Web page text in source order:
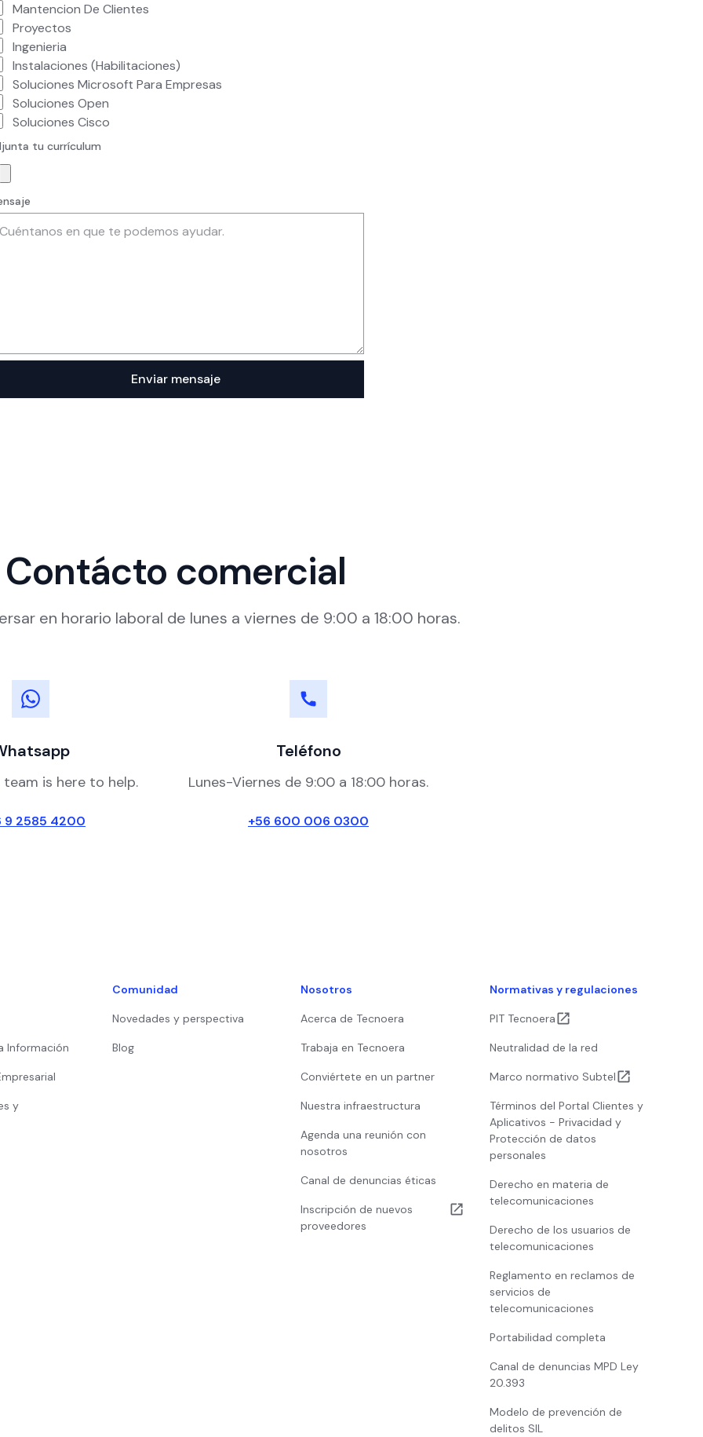
Mantencion De Clientes
Proyectos
Ingenieria
Instalaciones (habilitaciones)
Soluciones Microsoft Para Empresas
Soluciones Open
Soluciones Cisco
tu currículum
Contácto comercial
en horario laboral de lunes a viernes de 9:00 a 18:00 horas.
is here to help.
9 2585 4200
Teléfono
Lunes-Viernes de 9:00 a 18:00 horas.
+56 600 006 0300
Información
y
Comunidad
Novedades y perspectiva
Blog
Nosotros
Acerca de Tecnoera
Trabaja en Tecnoera
Conviértete en un partner
Nuestra infraestructura
Agenda una reunión con
nosotros
Canal de denuncias éticas
Inscripción de nuevos
proveedores
Normativas y regulaciones
PIT Tecnoera
Neutralidad de la red
Marco normativo Subtel
Términos del Portal Clientes y
Aplicativos - Privacidad y
Protección de datos
personales
Derecho en materia de
telecomunicaciones
Derecho de los usuarios de
telecomunicaciones
Reglamento en reclamos de
servicios de
telecomunicaciones
Portabilidad completa
Canal de denuncias MPD Ley
20.393
Modelo de prevención de
delitos SIL